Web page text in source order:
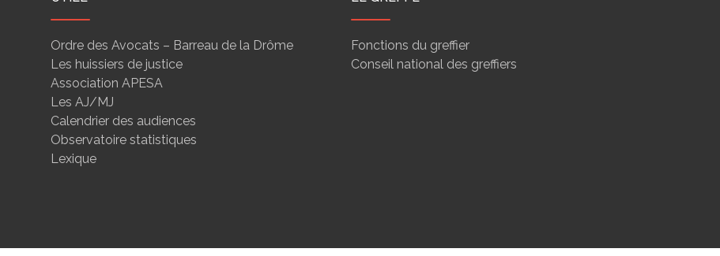
Ordre des Avocats – Barreau de la Drôme
Les huissiers de justice
Association APESA
Les AJ/MJ
Calendrier des audiences
Observatoire statistiques
Lexique
Fonctions du greffier
Conseil national des greffiers